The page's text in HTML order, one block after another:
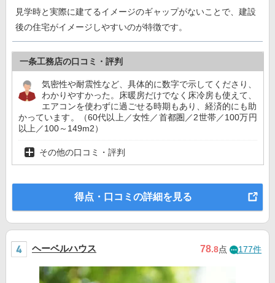
見学時と実際に建てるイメージのギャップがないことで、建設
後の住宅がイメージしやすいのが特徴です。
一条工務店の口コミ・評判
気密性や耐震性など、具体的に数字で示してくださり、
わかりやすかった。床暖房だけでなく床冷房も使えて、
エアコンを使わずに過ごせる時期もあり、経済的にも助
かっています。（60代以上／女性／首都圏／2世帯／100万円
以上／100～149m2）
その他の口コミ・評判
得点・口コミの詳細を見る
ヘーベルハウス 78.8点 177件